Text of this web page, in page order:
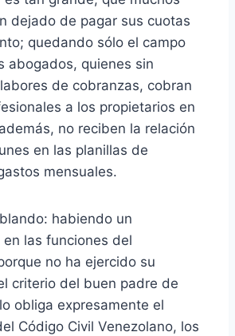
dejado de pagar sus cuotas
quedando sólo el campo
abogados, quienes sin
de cobranzas, cobran
a los propietarios en
no reciben la relación
en las planillas de
mensuales.
habiendo un
las funciones del
no ha ejercido su
criterio del buen padre de
obliga expresamente el
Código Civil Venezolano, los